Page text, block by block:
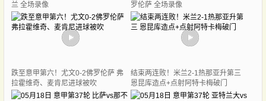
兰 全场录像
罗伦萨 全场录像
跌至意甲第六！尤文0-2佛罗伦萨 弗
拉霍维奇、麦肯尼进球被吹
结束两连败！米兰2-1热那亚升第三
恩昆库造点+点射阿特卡梅破门